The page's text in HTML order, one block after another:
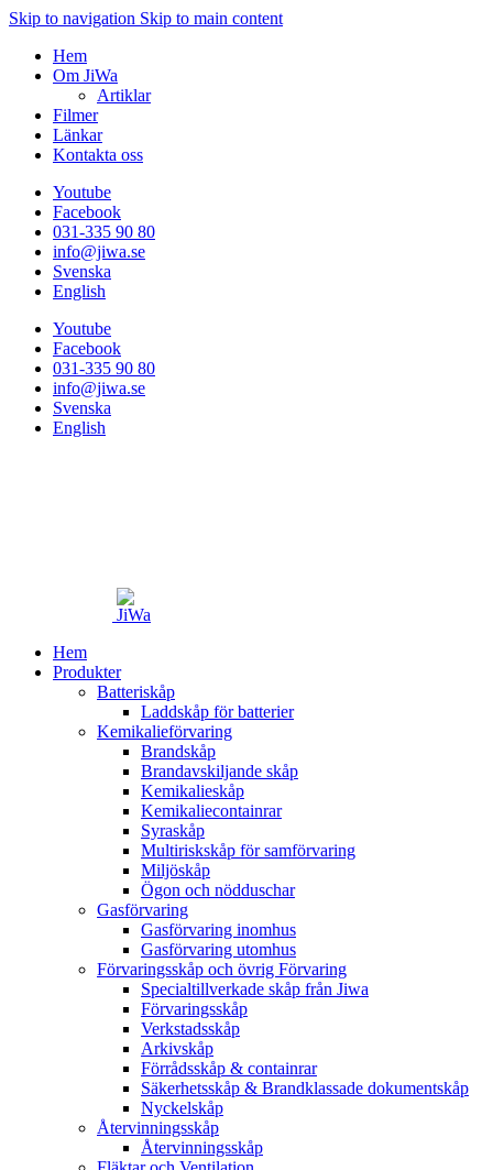
Skip to navigation Skip to main content
Hem
Om JiWa
Artiklar
Filmer
Länkar
Kontakta oss
Youtube
Facebook
031-335 90 80
info@jiwa.se
Svenska
English
Youtube
Facebook
031-335 90 80
info@jiwa.se
Svenska
English
Hem
Produkter
Batteriskåp
Laddskåp för batterier
Kemikalieförvaring
Brandskåp
Brandavskiljande skåp
Kemikalieskåp
Kemikaliecontainrar
Syraskåp
Multiriskskåp för samförvaring
Miljöskåp
Ögon och nödduschar
Gasförvaring
Gasförvaring inomhus
Gasförvaring utomhus
Förvaringsskåp och övrig Förvaring
Specialtillverkade skåp från Jiwa
Förvaringsskåp
Verkstadsskåp
Arkivskåp
Förrådsskåp & containrar
Säkerhetsskåp & Brandklassade dokumentskåp
Nyckelskåp
Återvinningsskåp
Återvinningsskåp